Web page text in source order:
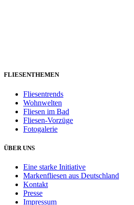
FLIESENTHEMEN
Fliesentrends
Wohnwelten
Fliesen im Bad
Fliesen-Vorzüge
Fotogalerie
ÜBER UNS
Eine starke Initiative
Markenfliesen aus Deutschland
Kontakt
Presse
Impressum